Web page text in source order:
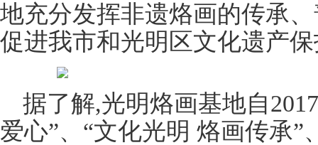
地充分发挥非遗烙画的传承
促进我市和光明区文化遗产
据了解,光明烙画基地自
爱心”、“文化光明 烙画传承”